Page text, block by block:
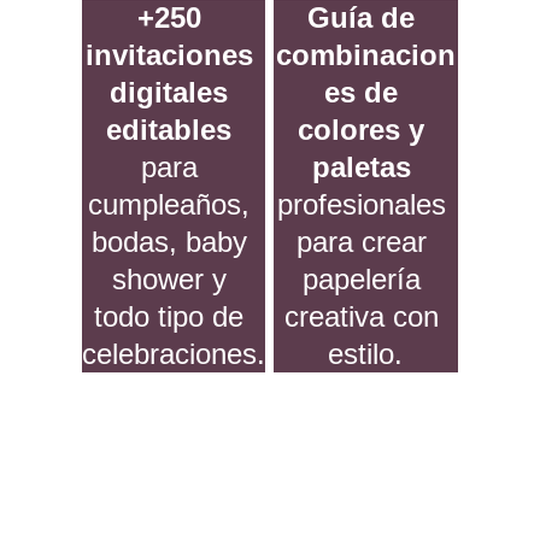
Guía de
combinacion
es de
colores y
paletas
profesionales
para crear
papelería
creativa con
estilo.
+250
invitaciones
digitales
editables
para
cumpleaños,
bodas, baby
shower y
todo tipo de
celebraciones.